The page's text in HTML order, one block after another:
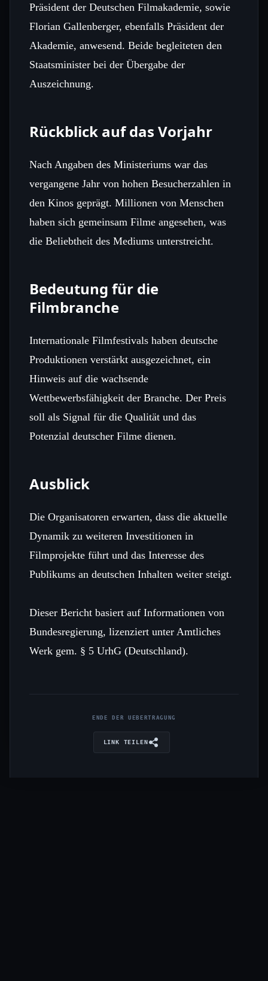
Präsident der Deutschen Filmakademie, sowie
Florian Gallenberger, ebenfalls Präsident der
Akademie, anwesend. Beide begleiteten den
Staatsminister bei der Übergabe der
Auszeichnung.
Rückblick auf das Vorjahr
Nach Angaben des Ministeriums war das
vergangene Jahr von hohen Besucherzahlen in
den Kinos geprägt. Millionen von Menschen
haben sich gemeinsam Filme angesehen, was
die Beliebtheit des Mediums unterstreicht.
Bedeutung für die
Filmbranche
Internationale Filmfestivals haben deutsche
Produktionen verstärkt ausgezeichnet, ein
Hinweis auf die wachsende
Wettbewerbsfähigkeit der Branche. Der Preis
soll als Signal für die Qualität und das
Potenzial deutscher Filme dienen.
Ausblick
Die Organisatoren erwarten, dass die aktuelle
Dynamik zu weiteren Investitionen in
Filmprojekte führt und das Interesse des
Publikums an deutschen Inhalten weiter steigt.
Dieser Bericht basiert auf Informationen von
Bundesregierung, lizenziert unter Amtliches
Werk gem. § 5 UrhG (Deutschland).
ENDE DER UEBERTRAGUNG
LINK TEILEN